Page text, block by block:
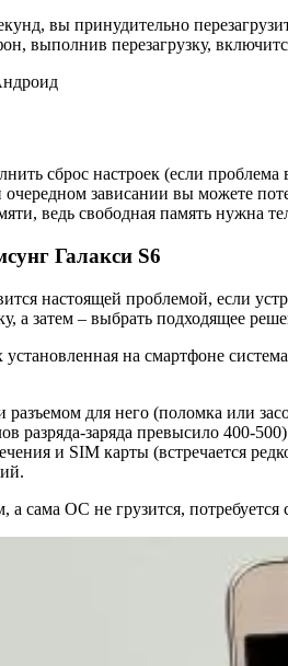
вы принудительно
выполнив перезагрузку,
сброс настроек (если
зависании вы можете
ведь свободная память нужна
Галакси S6
настоящей проблемой, если
а затем – выбрать подходящее
на смартфоне
для него (поломка или
разряда-заряда превысило 400-
и SIM карты (встречается
сама ОС не грузится, потребуется